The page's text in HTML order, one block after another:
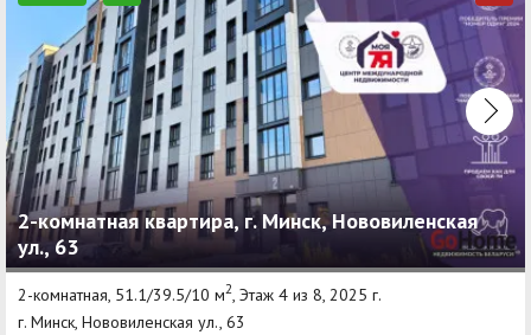
2-комнатная квартира, г. Минск, Нововиленская
ул., 63
2-комнатная, 51.1/39.5/10 м2 , Этаж 4 из 8, 2025 г.
г. Минск, Нововиленская ул., 63